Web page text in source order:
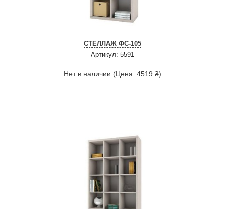
СТЕЛЛАЖ ФС-105
Артикул: 5591
Нет в наличии (Цена: 4519 ₴)